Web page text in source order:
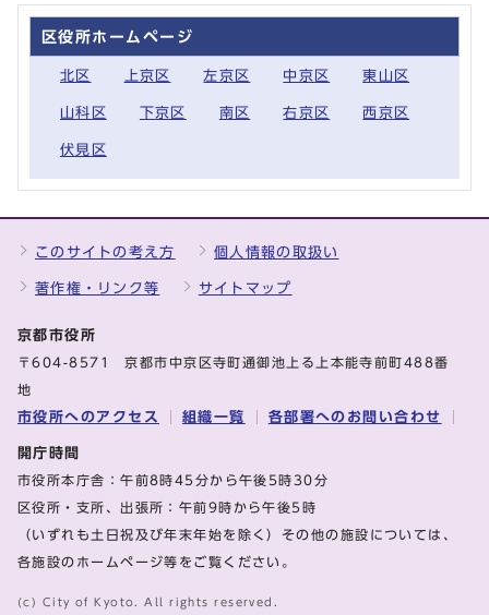
区役所ホームページ
北区 上京区 左京区 中京区 東山区
山科区 下京区 南区 右京区 西京区
伏見区
このサイトの考え方 個人情報の取扱い
著作権・リンク等 サイトマップ
京都市役所
〒604-8571 京都市中京区寺町通御池上る上本能寺前町488番
地
市役所へのアクセス 組織一覧 各部署へのお問い合わせ
開庁時間
市役所本庁舎：午前8時45分から午後5時30分
区役所・支所、出張所：午前9時から午後5時
（いずれも土日祝及び年末年始を除く）その他の施設については、
各施設のホームページ等をご覧ください。
(c) City of Kyoto. All rights reserved.